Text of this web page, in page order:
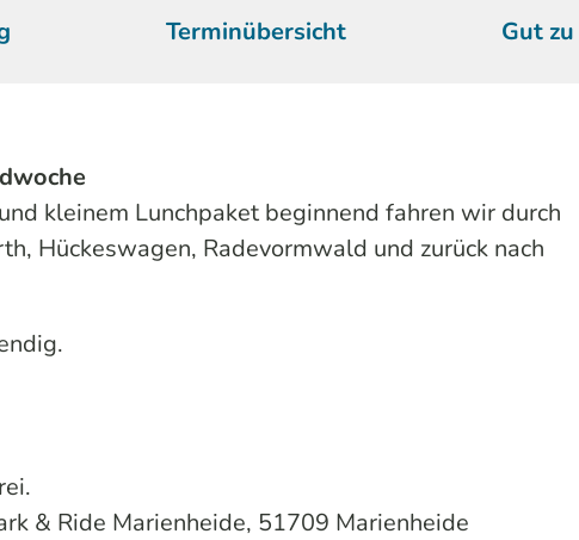
Terminübersicht Gut
kleinem Lunchpaket beginnend fahren wir durch
Hückeswagen, Radevormwald und zurück nach
& Ride Marienheide, 51709 Marienheide